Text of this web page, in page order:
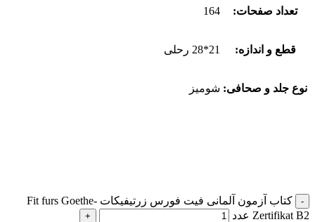
تعداد صفحات: 164
قطع و اندازه: 21*28 رحلی
نوع جلد و صحافی: شومیز
کتاب آزمون آلمانی فیت فورس زرتیفیکات Fit furs Goethe-
Zertifikat B2 عدد